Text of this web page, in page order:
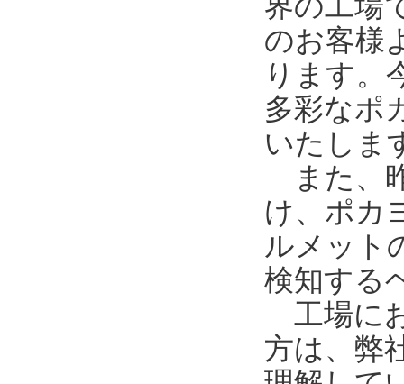
のお客様
ります。
多彩なポ
いたしま
また、
け、ポカ
ルメット
検知する
工場に
方は、弊